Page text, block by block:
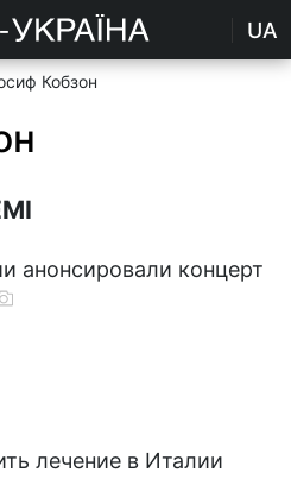
UA
Кобзон
анонсировали концерт
лечение в Италии